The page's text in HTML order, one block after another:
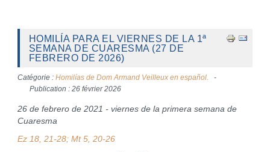
HOMILÍA PARA EL VIERNES DE LA 1ª
SEMANA DE CUARESMA (27 DE
FEBRERO DE 2026)
Catégorie : Homilías de Dom Armand Veilleux en español.
Publication : 26 février 2026
26 de febrero de 2021 - viernes de la primera semana de
Cuaresma
Ez 18, 21-28; Mt 5, 20-26